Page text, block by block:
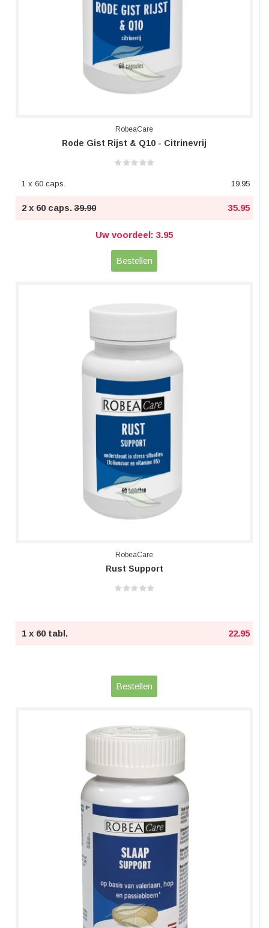
RobeaCare
Rode Gist Rijst & Q10 - Citrinevrij
1 x 60 caps. 19.95
2 x 60 caps. 39.90 35.95
Uw voordeel: 3.95
Bestellen
RobeaCare
Rust Support
1 x 60 tabl. 22.95
Bestellen